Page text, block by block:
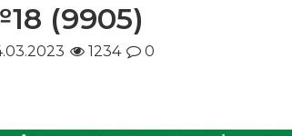
(9905)
1234 0